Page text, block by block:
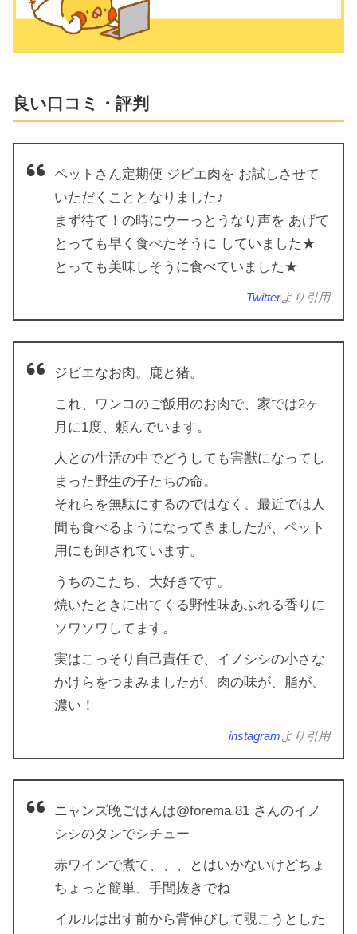
良い口コミ・評判
ペットさん定期便 ジビエ肉を お試しさせて
いただくこととなりました♪
まず待て！の時にウーっとうなり声を あげて
とっても早く食べたそうに していました★
とっても美味しそうに食べていました★
Twitterより引用
ジビエなお肉。鹿と猪。
これ、ワンコのご飯用のお肉で、家では2ヶ
月に1度、頼んでいます。
人との生活の中でどうしても害獣になってし
まった野生の子たちの命。
それらを無駄にするのではなく、最近では人
間も食べるようになってきましたが、ペット
用にも卸されています。
うちのこたち、大好きです。
焼いたときに出てくる野性味あふれる香りに
ソワソワしてます。
実はこっそり自己責任で、イノシシの小さな
かけらをつまみましたが、肉の味が、脂が、
濃い！
instagram より引用
ニャンズ晩ごはんは@forema.81 さんのイノ
シシのタンでシチュー
赤ワインで煮て、、、とはいかないけどちょ
ちょっと簡単、手間抜きでね
イルルは出す前から背伸びして覗こうとした